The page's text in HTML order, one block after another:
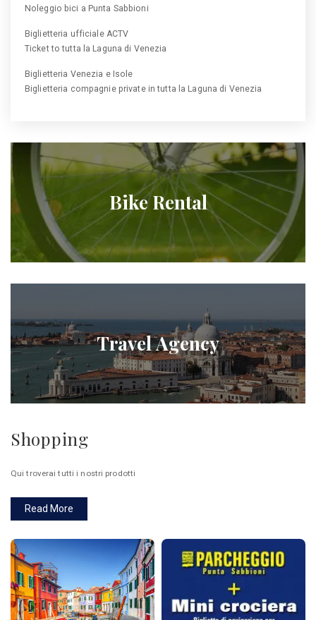
Noleggio bici a Punta Sabbioni
Biglietteria ufficiale ACTV
Ticket to tutta la Laguna di Venezia
Biglietteria Venezia e Isole
Biglietteria compagnie private in tutta la Laguna di Venezia
Bike Rental
Travel Agency
Shopping
Qui troverai tutti i nostri prodotti
Read More